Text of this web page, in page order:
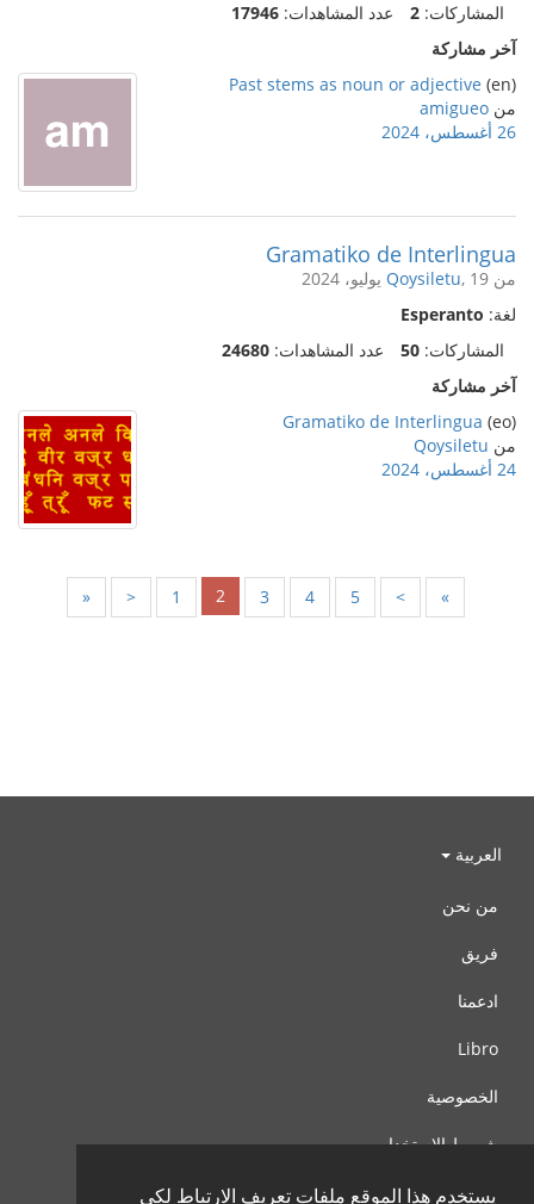
يستخدم هذا الموقع ملفات تعريف الارتباط لكي
المشاركات: 2 عدد المشاهدات: 17946
آخر مشاركة
(en)
Past stems as noun or adjective
من amigueo
26 أغسطس، 2024
Gramatiko de Interlingua
من Qoysiletu, 19 يوليو، 2024
لغة: Esperanto
المشاركات: 50 عدد المشاهدات: 24680
آخر مشاركة
(eo)
Gramatiko de Interlingua
من Qoysiletu
24 أغسطس، 2024
« < 1 2 3 4 5 > »
العربية
من نحن
فريق
ادعمنا
Libro
الخصوصية
شروط الإستخدام
اتصل بنا